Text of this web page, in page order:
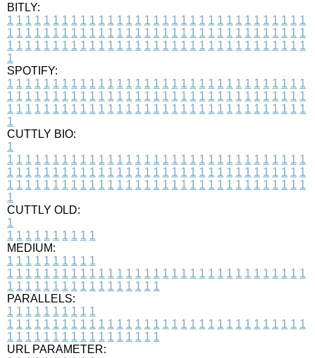
BITLY:
1 1 1 1 1 1 1 1 1 1 1 1 1 1 1 1 1 1 1 1 1 1 1 1 1 1 1 1 1 1 1 1 1
1 1 1 1 1 1 1 1 1 1 1 1 1 1 1 1 1 1 1 1 1 1 1 1 1 1 1 1 1 1 1 1 1
1 1 1 1 1 1 1 1 1 1 1 1 1 1 1 1 1 1 1 1 1 1 1 1 1 1 1 1 1 1 1 1 1
1
SPOTIFY:
1 1 1 1 1 1 1 1 1 1 1 1 1 1 1 1 1 1 1 1 1 1 1 1 1 1 1 1 1 1 1 1 1
1 1 1 1 1 1 1 1 1 1 1 1 1 1 1 1 1 1 1 1 1 1 1 1 1 1 1 1 1 1 1 1 1
1 1 1 1 1 1 1 1 1 1 1 1 1 1 1 1 1 1 1 1 1 1 1 1 1 1 1 1 1 1 1 1 1
1
CUTTLY BIO:
1
1 1 1 1 1 1 1 1 1 1 1 1 1 1 1 1 1 1 1 1 1 1 1 1 1 1 1 1 1 1 1 1 1
1 1 1 1 1 1 1 1 1 1 1 1 1 1 1 1 1 1 1 1 1 1 1 1 1 1 1 1 1 1 1 1 1
1 1 1 1 1 1 1 1 1 1 1 1 1 1 1 1 1 1 1 1 1 1 1 1 1 1 1 1 1 1 1 1 1
1
CUTTLY OLD:
1
1 1 1 1 1 1 1 1 1 1
MEDIUM:
1 1 1 1 1 1 1 1 1 1
1 1 1 1 1 1 1 1 1 1 1 1 1 1 1 1 1 1 1 1 1 1 1 1 1 1 1 1 1 1 1 1 1
1 1 1 1 1 1 1 1 1 1 1 1 1 1 1 1 1
PARALLELS:
1 1 1 1 1 1 1 1 1 1
1 1 1 1 1 1 1 1 1 1 1 1 1 1 1 1 1 1 1 1 1 1 1 1 1 1 1 1 1 1 1 1 1
1 1 1 1 1 1 1 1 1 1 1 1 1 1 1 1 1
URL PARAMETER: